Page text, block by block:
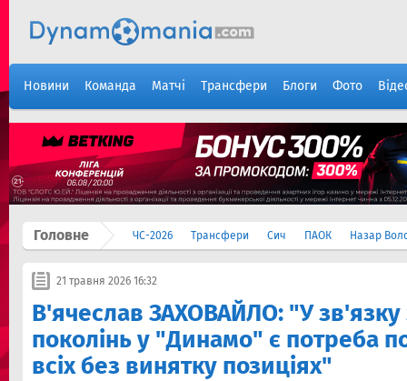
Новини Команда Матчі Трансфери Блоги Фото
Головне ЧС-2026 Трансфери Сич ПАОК Назар
21 травня 2026 16:32
В'ячеслав ЗАХОВАЙЛО: "У зв'язку
поколінь у "Динамо" є потреба
всіх без винятку позиціях"